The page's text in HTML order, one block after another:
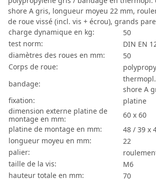
shore A gris, longueur moyeu 22 mm,
de roue vissé (incl. vis + écrou), grands
charge dynamique en kg:
50
test norm:
DIN EN
diamètres des roues en mm:
50
Corps de roue:
bandage:
shore A
fixation:
platine
dimension externe platine de
montage en mm:
60 x 60
platine de montage en mm:
48 / 39 x
longueur moyeu en mm:
22
palier:
taille de la vis:
M6
hauteur totale en mm:
70